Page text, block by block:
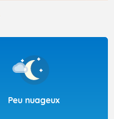
Peu nuageux